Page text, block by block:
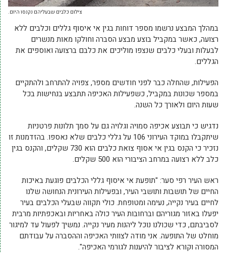
צילום כלבים שבעליהם נקנסו היום.
במהלך המבצע נרשמו מספר דוחות בגין אי איסוף גללים וכלבים ללא
רצועה, כאשר במקביל בוצע מבצע הסברה וחולקו מאות מנשרים
לבעלות ובעלי כלבים שנצפו מוליכים את כלבם ברצועה ואוספים את
הגללים.
הפעילות, שהחלה כבר לפני חודשים מספר, צפויה להתרחב ולהתקיים
במספר שכונות במקביל, כשפעילות האכיפה תתבצע בנחישות בכל
שעות היום ולאורך כל השנה.
נדגיש כי תבוצע אכיפה סמויה וגלויה גם על סמך תלונות פרטניות
שיתקבלו במוקד העירוני 106 על גללי כלבים שלא נאספו. בהזדמנות זו
נזכיר כי הקנס בגין אי אסוף צואת כלבים הוא 730 שקלים, והקנס בגין
כלב ללא רצועה במרחב הציבורי הוא 500 שקלים.
ראש העיר רפי סער: "תופעת אי איסוף גללי הכלבים פוגעת באיכות
החיים של תושבות ותושבי העיר, ובפעילות העירונית הנחושה שלנו
לחיים בעיר נקייה, נעימה ומטופחת. כולי תקווה שבעלי הכלבים בעיר
יפעלו באזור מגוריהם וברחובות העיר כולה באחריות ובאכפתיות מרבית
לסביבתם, כדי שכולנו נוכל ליהנות מעיר נקייה. נמשיך לפעול עד למיגור
מוחלט של התופעה. אני מודה לצוותי האכיפה וההסברה על עבודתם
המסורה וקורא לציבור להיענות לגורמי האכיפה".